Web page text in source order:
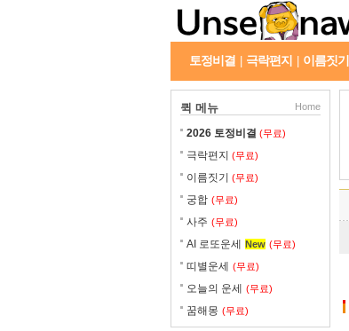
토정비결 극락편지 이름짓기
퀵 메뉴 Home
2026 토정비결 (무료)
극락편지 (무료)
이름짓기 (무료)
궁합 (무료)
사주 (무료)
AI 로또운세 New (무료)
띠별운세 (무료)
오늘의 운세 (무료)
꿈해몽 (무료)